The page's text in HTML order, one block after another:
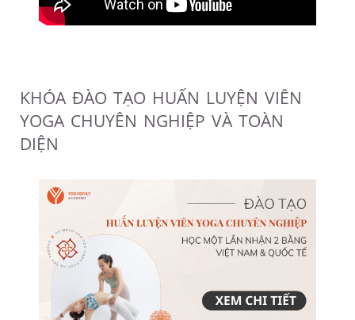
KHÓA ĐÀO TẠO HUẤN LUYỆN VIÊN
YOGA CHUYÊN NGHIỆP VÀ TOÀN
DIỆN